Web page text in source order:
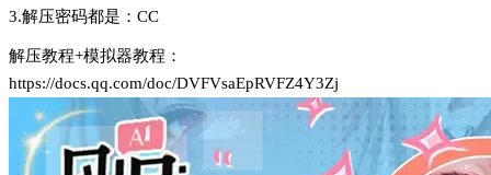
3.解压密码都是：CC
解压教程+模拟器教程：
https://docs.qq.com/doc/DVFVsaEpRVFZ4Y3Zj